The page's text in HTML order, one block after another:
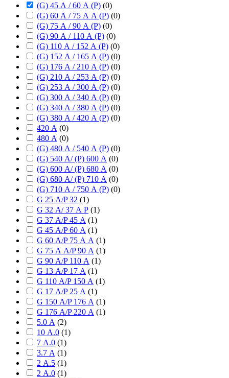
(G) 45 А / 60 А (P) (0)
(G) 60 А / 75 А А (P) (0)
(G) 75 А / 90 А (P) (0)
(G) 90 А / 110 А (P) (0)
(G) 110 А / 152 А (P) (0)
(G) 152 А / 165 А (P) (0)
(G) 176 А / 210 А (P) (0)
(G) 210 А / 253 А (P) (0)
(G) 253 А / 300 А (P) (0)
(G) 300 А / 340 А (P) (0)
(G) 340 А / 380 А (P) (0)
(G) 380 А / 420 А (P) (0)
420 А (0)
480 А (0)
(G) 480 А / 540 А (P) (0)
(G) 540 А/ (P) 600 А (0)
(G) 600 А/ (P) 680 А (0)
(G) 680 А/ (P) 710 А (0)
(G) 710 А / 750 А (P) (0)
G 25 А/P 32 (1)
G 32 А/ 37 А P (1)
G 37 А/P 45 А (1)
G 45 А/P 60 А (1)
G 60 А/P 75 А А (1)
G 75 А А/P 90 А (1)
G 90 А/P 110 А (1)
G 13 А/P 17 А (1)
G 110 А/P 150 А (1)
G 17 А/P 25 А (1)
G 150 А/P 176 А (1)
G 176 А/P 220 А (1)
5.0 А (2)
10 А.0 (1)
7 А.0 (1)
3.7 А (1)
2 А.5 (1)
2 А.0 (1)